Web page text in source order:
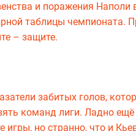
и поражения Наполи
таблицы чемпионата.
– защите.
забитых голов,
команд лиги. Ладно ещё
но странно, что и